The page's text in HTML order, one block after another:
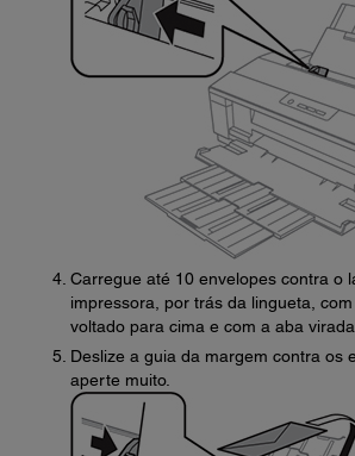
Carregue até 10 envelopes contra o
impressora, por trás da lingueta,
voltado para cima e com a aba
Deslize a guia da margem contra os
aperte muito.